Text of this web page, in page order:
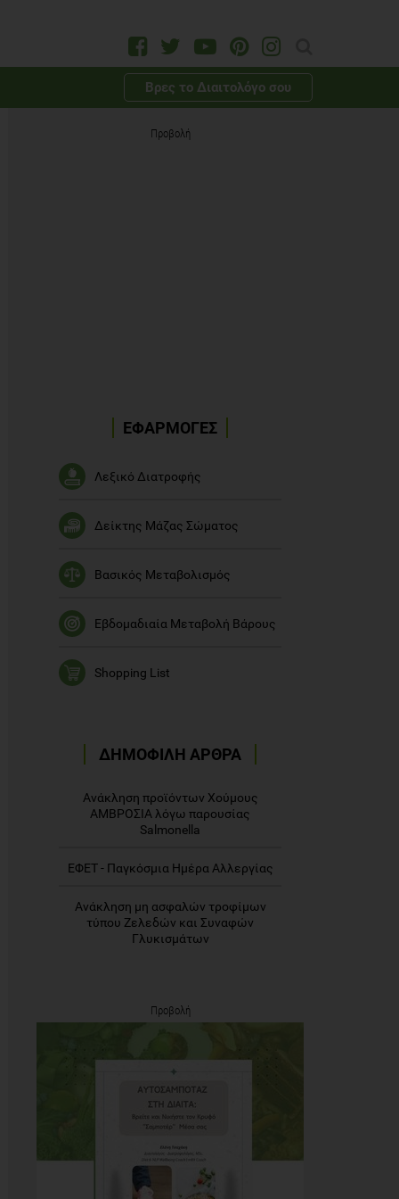
Βρες το Διαιτολόγο σου
Προβολή
ΔΗΜΟΦΙΛΗ ΑΡΘΡΑ
Ανάκληση προϊόντων Χούμους
ΑΜΒΡΟΣΙΑ λόγω παρουσίας
Salmonella
ΕΦΕΤ - Παγκόσμια Ημέρα Αλλεργίας
Ανάκληση μη ασφαλών τροφίμων
τύπου Ζελεδών και Συναφών
Γλυκισμάτων
ΕΦΑΡΜΟΓΕΣ
Λεξικό Διατροφής
Δείκτης Μάζας Σώματος
Βασικός Μεταβολισμός
Εβδομαδιαία Μεταβολή Βάρους
Shopping List
Προβολή